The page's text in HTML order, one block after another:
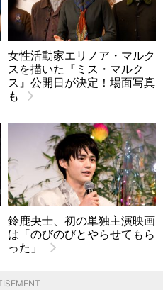
女性活動家エリノア・マルク
スを描いた『ミス・マルク
ス』公開日が決定！場面写真
も
鈴鹿央士、初の単独主演映画
は「のびのびとやらせてもら
った」